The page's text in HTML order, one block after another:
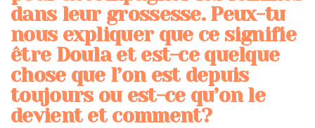
dans leur grossesse. Peux-tu
nous expliquer que ce signifie
être Doula et est-ce quelque
chose que l’on est depuis
toujours ou est-ce qu’on le
devient et comment?